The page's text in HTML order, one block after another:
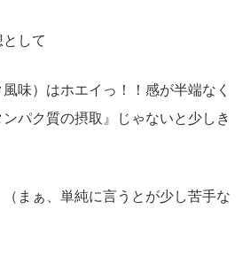
して
味）はホエイっ！！感が半端なく
パク質の摂取』じゃないと少しき
まぁ、単純に言うとが少し苦手な